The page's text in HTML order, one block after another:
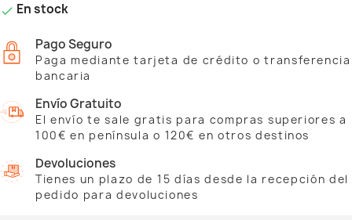
 En stock
Pago Seguro
Paga mediante tarjeta de crédito o transferencia
bancaria
Envío Gratuito
El envío te sale gratis para compras superiores a
100€ en península o 120€ en otros destinos
Devoluciones
Tienes un plazo de 15 días desde la recepción del
pedido para devoluciones